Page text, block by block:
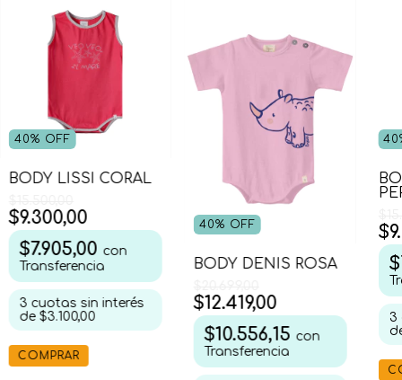
40% OFF
BODY LISSI CORAL
$9.300,00
$7.905,00 con
Transferencia
3 cuotas sin interés
de $3.100,00
COMPRAR
40% OFF
BODY DENIS ROSA
$12.419,00
$10.556,15 con
Transferencia
40
3